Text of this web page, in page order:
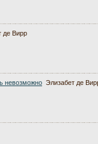
де Вирр
невозможно Элизабет де